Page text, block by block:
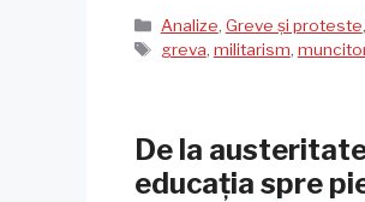
Categorii
Analize, Greve și proteste,
Etichete
greva, militarism,
De la
educația spre